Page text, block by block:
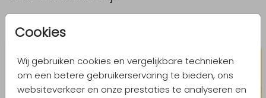
Cookies
Wij gebruiken cookies en vergelijkbare technieken
om een betere gebruikerservaring te bieden, ons
websiteverkeer en onze prestaties te analyseren en
Save the date kaart